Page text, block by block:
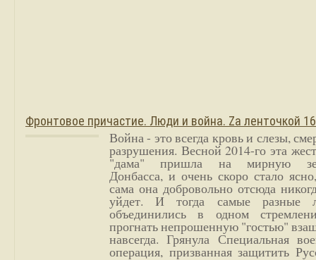
Фронтовое причастие. Люди и война. Zа ленточкой
Война - это всегда кровь и слезы,
разрушения. Весной 2014-го эта
"дама" пришла на мирную
Донбасса, и очень скоро стало
сама она добровольно отсюда
уйдет. И тогда самые разные
объединились в одном
прогнать непрошенную "гостью"
навсегда. Грянула Специальная
операция, призванная защитить